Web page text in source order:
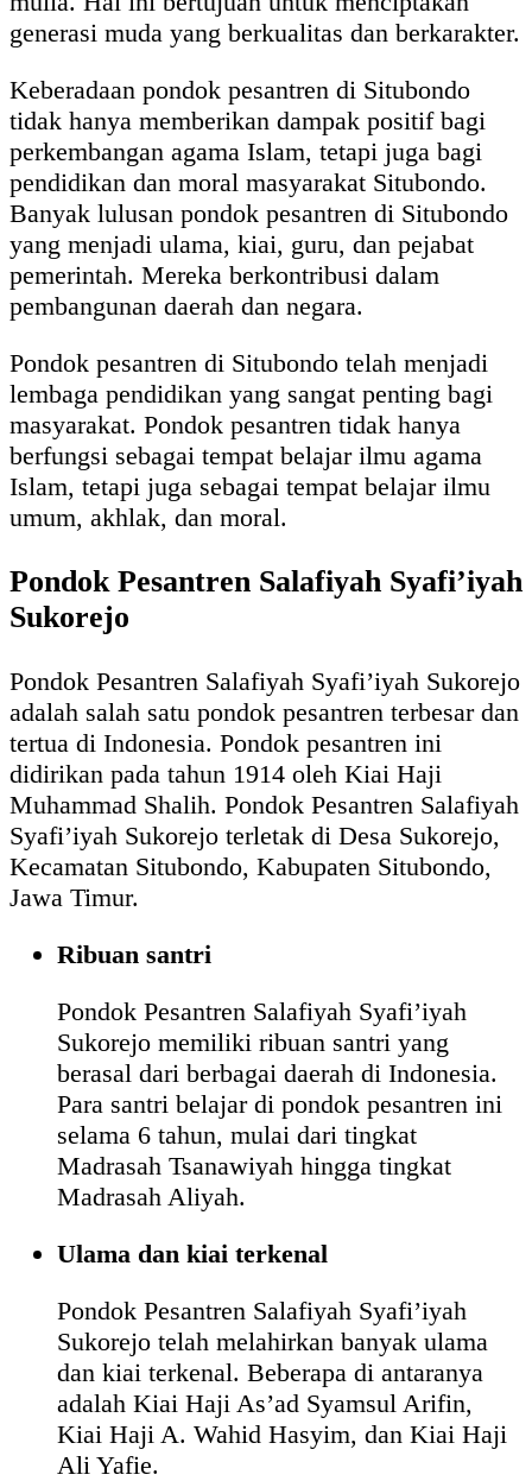
generasi muda yang berkualitas dan berkarakter.
Keberadaan pondok pesantren di Situbondo
tidak hanya memberikan dampak positif bagi
perkembangan agama Islam, tetapi juga bagi
pendidikan dan moral masyarakat Situbondo.
Banyak lulusan pondok pesantren di Situbondo
yang menjadi ulama, kiai, guru, dan pejabat
pemerintah. Mereka berkontribusi dalam
pembangunan daerah dan negara.
Pondok pesantren di Situbondo telah menjadi
lembaga pendidikan yang sangat penting bagi
masyarakat. Pondok pesantren tidak hanya
berfungsi sebagai tempat belajar ilmu agama
Islam, tetapi juga sebagai tempat belajar ilmu
umum, akhlak, dan moral.
Pondok Pesantren Salafiyah Syafi’iyah
Sukorejo
Pondok Pesantren Salafiyah Syafi’iyah Sukorejo
adalah salah satu pondok pesantren terbesar dan
tertua di Indonesia. Pondok pesantren ini
didirikan pada tahun 1914 oleh Kiai Haji
Muhammad Shalih. Pondok Pesantren Salafiyah
Syafi’iyah Sukorejo terletak di Desa Sukorejo,
Kecamatan Situbondo, Kabupaten Situbondo,
Jawa Timur.
Ribuan santri
Pondok Pesantren Salafiyah Syafi’iyah
Sukorejo memiliki ribuan santri yang
berasal dari berbagai daerah di Indonesia.
Para santri belajar di pondok pesantren ini
selama 6 tahun, mulai dari tingkat
Madrasah Tsanawiyah hingga tingkat
Madrasah Aliyah.
Ulama dan kiai terkenal
Pondok Pesantren Salafiyah Syafi’iyah
Sukorejo telah melahirkan banyak ulama
dan kiai terkenal. Beberapa di antaranya
adalah Kiai Haji As’ad Syamsul Arifin,
Kiai Haji A. Wahid Hasyim, dan Kiai Haji
Ali Yafie.